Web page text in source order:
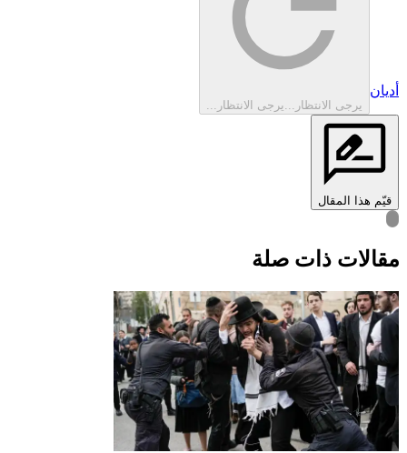
أديان
يرجى الانتظار... يرجى الانتظار...
قيّم هذا المقال
مقالات ذات صلة